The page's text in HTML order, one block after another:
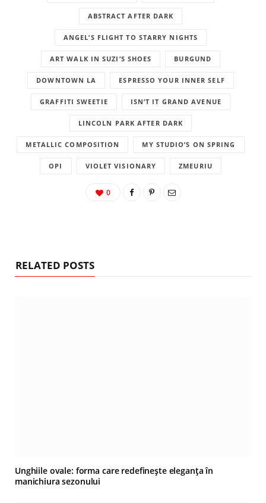
ABSTRACT AFTER DARK
ANGEL’S FLIGHT TO STARRY NIGHTS
ART WALK IN SUZI’S SHOES BURGUND
DOWNTOWN LA ESPRESSO YOUR INNER SELF
GRAFFITI SWEETIE ISN’T IT GRAND AVENUE
LINCOLN PARK AFTER DARK
METALLIC COMPOSITION MY STUDIO’S ON SPRING
OPI VIOLET VISIONARY ZMEURIU
0
RELATED POSTS
Unghiile ovale: forma care redefinește eleganța în
manichiura sezonului